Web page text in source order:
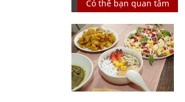
Có thể bạn quan tâm